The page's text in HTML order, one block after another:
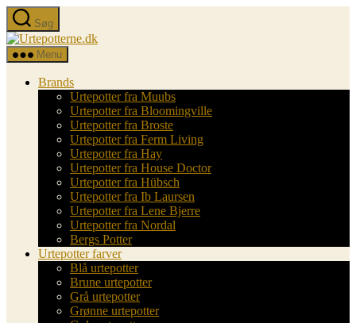
Spring
til
indholdet
Søg
Urtepotterne.dk
Menu
Brands
Urtepotter fra Muubs
Urtepotter fra Bloomingville
Urtepotter fra Broste
Urtepotter fra Ferm Living
Urtepotter fra Hay
Urtepotter fra House Doctor
Urtepotter fra Hübsch
Urtepotter fra Ib Laursen
Urtepotter fra Lene Bjerre
Urtepotter fra Nordal
Bergs Potter
Urtepotter farver
Blå urtepotter
Brune urtepotter
Grå urtepotter
Grønne urtepotter